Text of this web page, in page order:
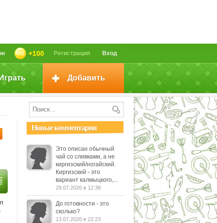
Вход
Регистрация
+100
Добавить
Новые комментарии
Это описан обычный
чай со сливками, а не
киргизский/ногайский.
Киргизский - это
вариант калмыцкого,...
29.07.2026 в 12:38
До готовности - это
сколько?
13.07.2026 в 22:23